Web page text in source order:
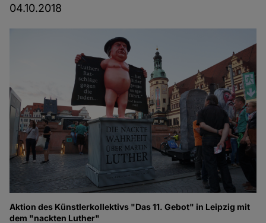
04.10.2018
Aktion des Künstlerkollektivs "Das 11. Gebot" in Leipzig mit
dem "nackten Luther"